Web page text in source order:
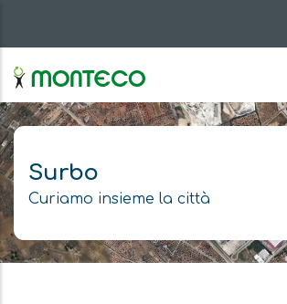
al
contenuto
principale
Surbo
Curiamo insieme la città